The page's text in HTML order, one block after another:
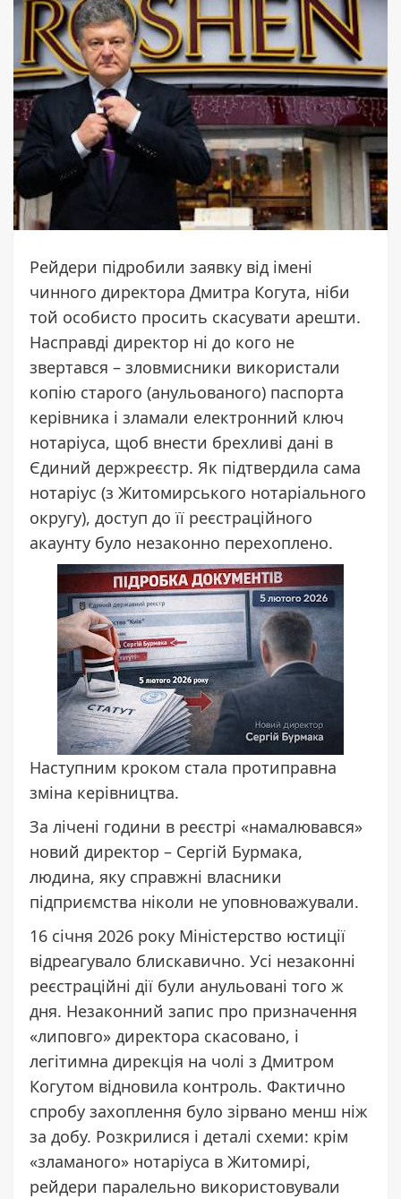
Рейдери підробили заявку від імені
чинного директора Дмитра Когута, ніби
той особисто просить скасувати арешти.
Насправді директор ні до кого не
звертався – зловмисники використали
копію старого (анульованого) паспорта
керівника і зламали електронний ключ
нотаріуса, щоб внести брехливі дані в
Єдиний держреєстр. Як підтвердила сама
нотаріус (з Житомирського нотаріального
округу), доступ до її реєстраційного
акаунту було незаконно перехоплено.
Наступним кроком стала протиправна
зміна керівництва.
За лічені години в реєстрі «намалювався»
новий директор – Сергій Бурмака,
людина, яку справжні власники
підприємства ніколи не уповноважували.
16 січня 2026 року Міністерство юстиції
відреагувало блискавично. Усі незаконні
реєстраційні дії були анульовані того ж
дня. Незаконний запис про призначення
«липовго» директора скасовано, і
легітимна дирекція на чолі з Дмитром
Когутом відновила контроль. Фактично
спробу захоплення було зірвано менш ніж
за добу. Розкрилися і деталі схеми: крім
«зламаного» нотаріуса в Житомирі,
рейдери паралельно використовували